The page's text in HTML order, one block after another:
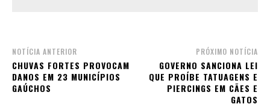
NOTÍCIA ANTERIOR
CHUVAS FORTES PROVOCAM
DANOS EM 23 MUNICÍPIOS
GAÚCHOS
PRÓXIMO NOTÍCIA
GOVERNO SANCIONA LEI
QUE PROÍBE TATUAGENS E
PIERCINGS EM CÃES E
GATOS